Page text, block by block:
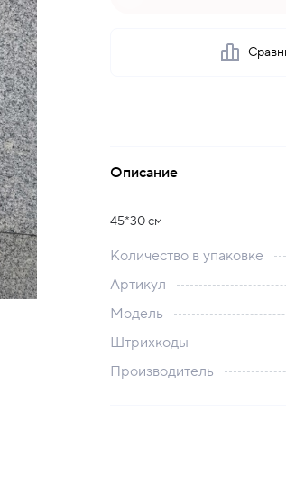
Описание
45*30 cм
Количество в упаковке
Артикул
Модель
Штрихкоды
Производитель